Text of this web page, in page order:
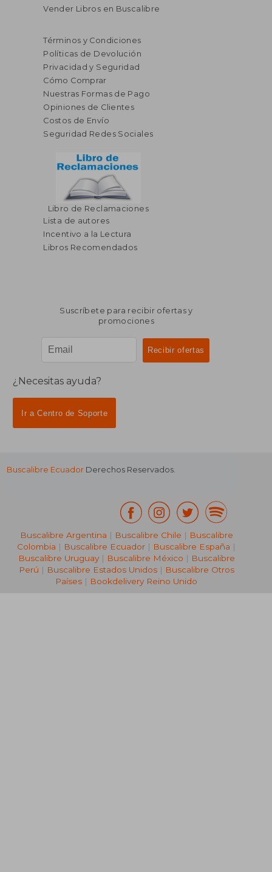
45%
dcto.
$ 90.69
$ 49.88
Vender Libros en Buscalibre
Términos y Condiciones
Políticas de Devolución
Privacidad y Seguridad
Cómo Comprar
Nuestras Formas de Pago
Opiniones de Clientes
Costos de Envío
Seguridad Redes Sociales
Libro de Reclamaciones
Lista de autores
Incentivo a la Lectura
Libros Recomendados
Suscríbete para recibir ofertas y
promociones
¿Necesitas ayuda?
Ir a Centro de Soporte
Buscalibre Ecuador Derechos Reservados.
Buscalibre Argentina | Buscalibre Chile | Buscalibre
Colombia | Buscalibre Ecuador | Buscalibre España |
Buscalibre Uruguay| Buscalibre México | Buscalibre
Perú | Buscalibre Estados Unidos| Buscalibre Otros
Países | Bookdelivery Reino Unido